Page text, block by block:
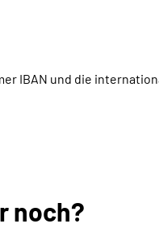
IBAN und die
noch?